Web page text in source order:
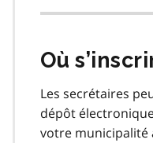
Où
Les secrétaires
dépôt
votre municipalité